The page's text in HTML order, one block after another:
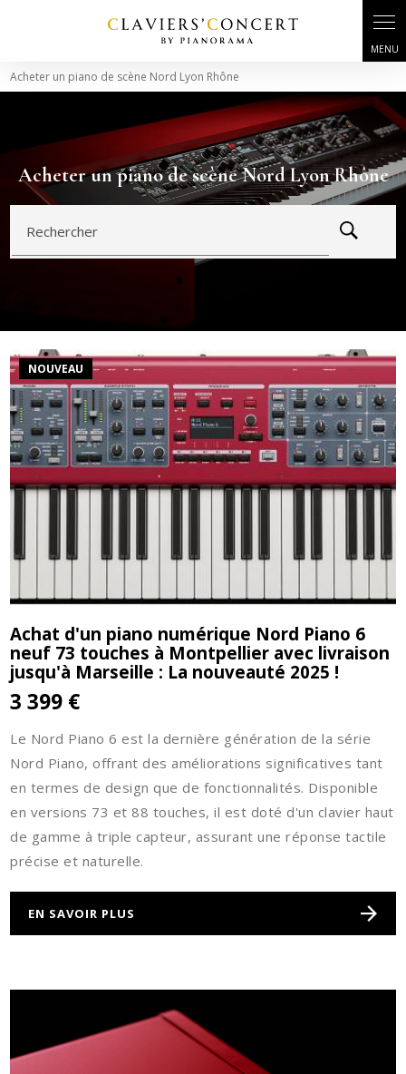
Acheter un piano de scène Nord Lyon Rhône
Acheter un piano de scène Nord Lyon Rhône
Rechercher
NOUVEAU
Achat d'un piano numérique Nord Piano 6
neuf 73 touches à Montpellier avec livraison
jusqu'à Marseille : La nouveauté 2025 !
3 399 €
Le Nord Piano 6 est la dernière génération de la série
Nord Piano, offrant des améliorations significatives tant
en termes de design que de fonctionnalités. Disponible
en versions 73 et 88 touches, il est doté d'un clavier haut
de gamme à triple capteur, assurant une réponse tactile
précise et naturelle.
EN SAVOIR PLUS